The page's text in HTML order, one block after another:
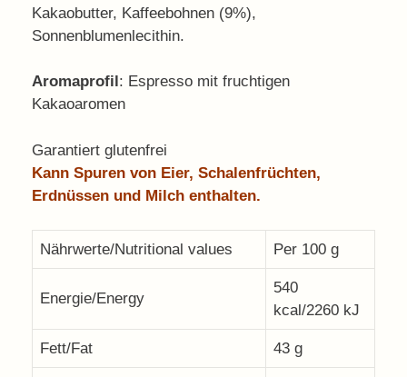
Kakaobutter, Kaffeebohnen (9%),
Sonnenblumenlecithin.
Aromaprofil: Espresso mit fruchtigen
Kakaoaromen
Garantiert glutenfrei
Kann Spuren von Eier, Schalenfrüchten,
Erdnüssen und Milch enthalten.
Nährwerte/Nutritional values Per 100 g
Energie/Energy
540
kcal/2260 kJ
Fett/Fat 43 g